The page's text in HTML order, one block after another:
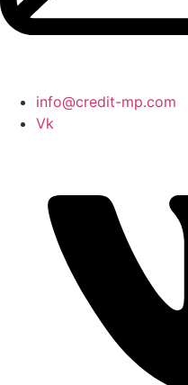
info@credit-mp.com
Vk